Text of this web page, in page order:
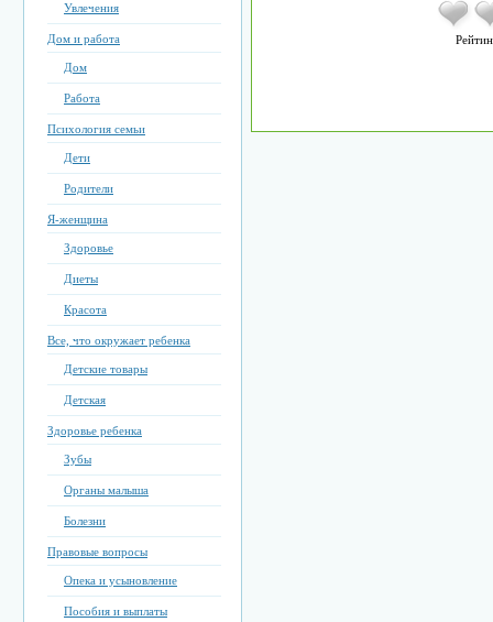
Увлечения
Дом и работа
Дом
Работа
Психология семьи
Дети
Родители
Я-женщина
Здоровье
Диеты
Красота
Все, что окружает ребенка
Детские товары
Детская
Здоровье ребенка
Зубы
Органы малыша
Болезни
Правовые вопросы
Опека и усыновление
Пособия и выплаты